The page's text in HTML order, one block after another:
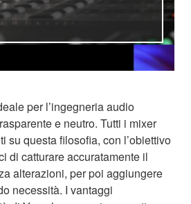
per l’ingegneria audio
e neutro. Tutti i mixer
su questa filosofia, con l’obiettivo
di catturare accuratamente il
alterazioni, per poi aggiungere
necessità. I vantaggi